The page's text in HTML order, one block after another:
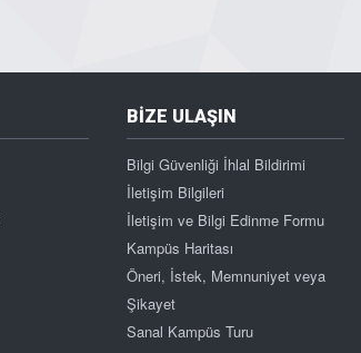
BİZE ULAŞIN
Bilgi Güvenliği İhlal Bildirimi
İletişim Bilgileri
İletişim ve Bilgi Edinme Formu
Kampüs Haritası
Öneri, İstek, Memnuniyet veya
Şikayet
Sanal Kampüs Turu